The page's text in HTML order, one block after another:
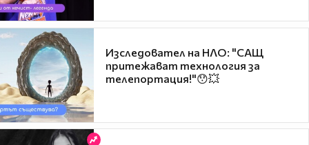
Изследовател на НЛО: "САЩ
притежават технология за
телепортация!"😯💥